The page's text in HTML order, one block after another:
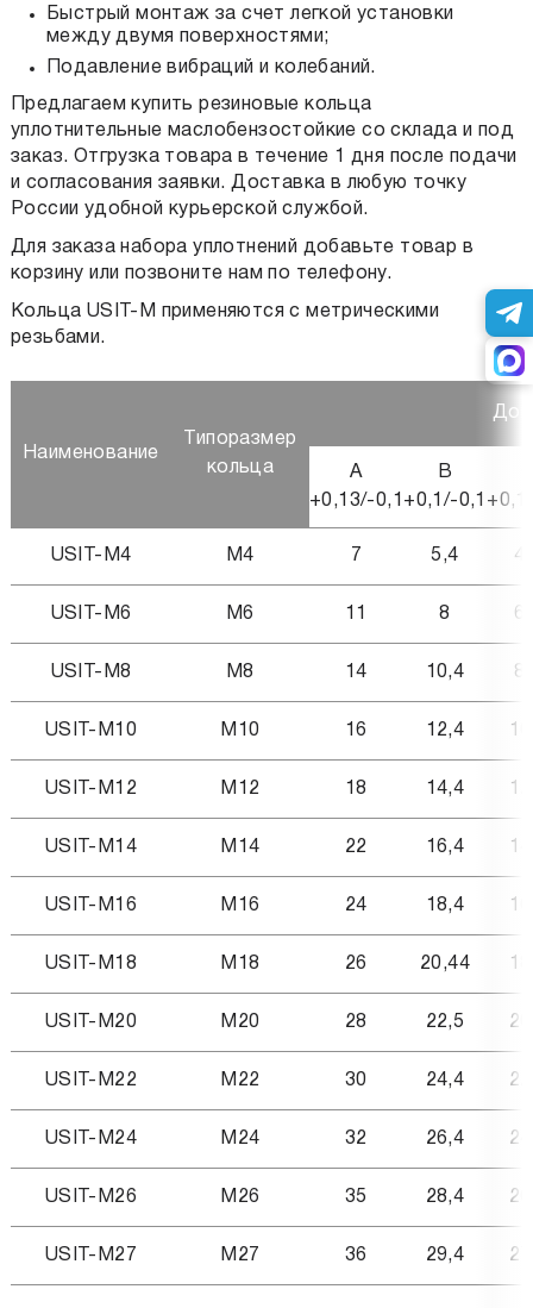
Быстрый монтаж за счет легкой установки
между двумя поверхностями;
Подавление вибраций и колебаний.
Предлагаемкупить резиновые кольца
уплотнительные маслобензостойкие со склада и под
заказ. Отгрузка товара в течение 1 дня после подачи
и согласования заявки. Доставка в любую точку
России удобной курьерской службой.
Для заказа набора уплотнений добавьте товар в
корзину или позвоните нам по телефону.
Кольца USIT-M применяются с метрическими
резьбами.
Наименование
Типоразмер
кольца
A
+0,13/-0,1
B
+0,1/-0,1
USIT-M4 M4 7 5,4
USIT-M6 M6 11 8
USIT-M8 M8 14 10,4
USIT-M10 М10 16 12,4
USIT-M12 М12 18 14,4
USIT-M14 М14 22 16,4
USIT-M16 М16 24 18,4
USIT-M18 М18 26 20,44
USIT-M20 М20 28 22,5
USIT-M22 М22 30 24,4
USIT-M24 М24 32 26,4
USIT-M26 M26 35 28,4
USIT-M27 M27 36 29,4